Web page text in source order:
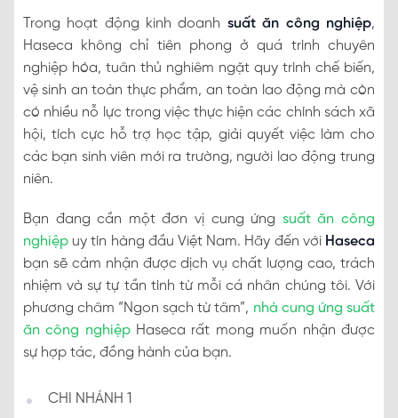
Trong hoạt động kinh doanh suất ăn công nghiệp,
Haseca không chỉ tiên phong ở quá trình chuyên
nghiệp hóa, tuân thủ nghiêm ngặt quy trình chế biến,
vệ sinh an toàn thực phẩm, an toàn lao động mà còn
có nhiều nỗ lực trong việc thực hiện các chính sách xã
hội, tích cực hỗ trợ học tập, giải quyết việc làm cho
các bạn sinh viên mới ra trường, người lao động trung
niên.
Bạn đang cần một đơn vị cung ứng suất ăn công
nghiệp uy tín hàng đầu Việt Nam. Hãy đến với Haseca
bạn sẽ cảm nhận được dịch vụ chất lượng cao, trách
nhiệm và sự tự tần tình từ mỗi cá nhân chúng tôi. Với
phương châm “Ngon sạch từ tâm”, nhà cung ứng suất
ăn công nghiệpHaseca rất mong muốn nhận được
sự hợp tác, đồng hành của bạn.
CHI NHÁNH 1